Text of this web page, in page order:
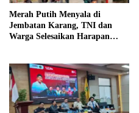
Merah Putih Menyala di
Jembatan Karang, TNI dan
Warga Selesaikan Harapan